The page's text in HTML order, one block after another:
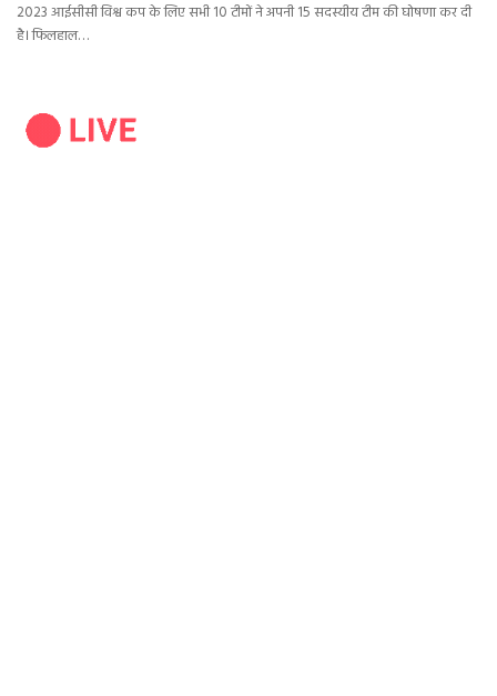
2023 आईसीसी विश्व कप के लिए सभी 10 टीमों ने अपनी 15 सदस्यीय टीम की घोषणा कर दी
है। फिलहाल…